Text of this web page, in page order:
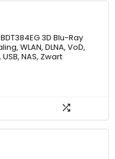
3D Blu-Ray
WLAN, DLNA, VoD,
NAS, Zwart